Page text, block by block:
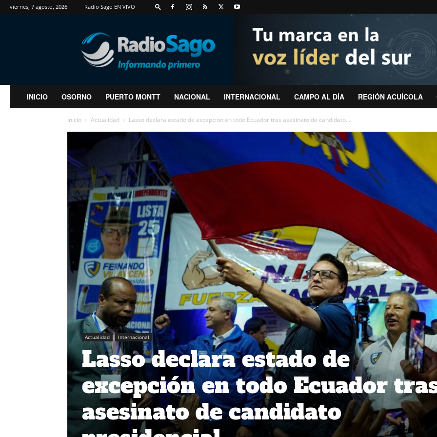
viernes, 7 agosto, 2026 Radio Sago EN VIVO
RadioSago
INICIO OSORNO PUERTO MONTT NACIONAL INTERNACIONAL CAMPO AL DÍA REGIÓN ACUÍCOLA
Inicio Actualidad Lasso declara estado de excepción en todo Ecuador tras asesinato de candidato...
Actualidad Internacional
Lasso declara estado de
excepción en todo Ecuador
asesinato de candidato